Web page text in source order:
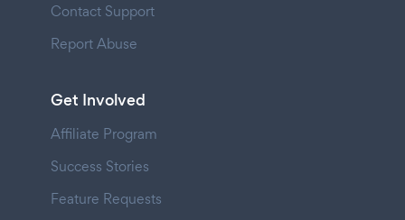
Contact Support
Report Abuse
Get Involved
Affiliate Program
Success Stories
Feature Requests